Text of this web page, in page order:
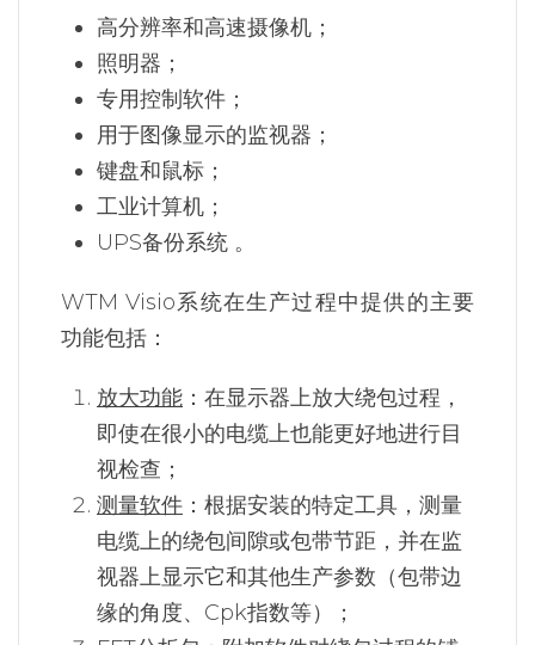
高分辨率和高速摄像机；
照明器；
专用控制软件；
用于图像显示的监视器；
键盘和鼠标；
工业计算机；
UPS备份系统 。
WTM Visio系统在生产过程中提供的主要
功能包括：
放大功能 ：在显示器上放大绕包过程，
即使在很小的电缆上也能更好地进行目
视检查；
测量软件 ：根据安装的特定工具，测量
电缆上的绕包间隙或包带节距，并在监
视器上显示它和其他生产参数（包带边
缘的角度、Cpk指数等）；